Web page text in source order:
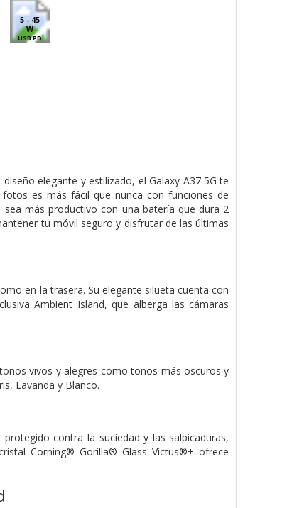
5 - 45
W
USB PD
elegante y estilizado, el Galaxy A37 5G te
es más fácil que nunca con funciones de
más productivo con una batería que dura 2
tu móvil seguro y disfrutar de las últimas
en la trasera. Su elegante silueta cuenta con
Ambient Island, que alberga las cámaras
vivos y alegres como tonos más oscuros y
Lavanda y Blanco.
contra la suciedad y las salpicaduras,
Corning® Gorilla® Glass Victus®+ ofrece